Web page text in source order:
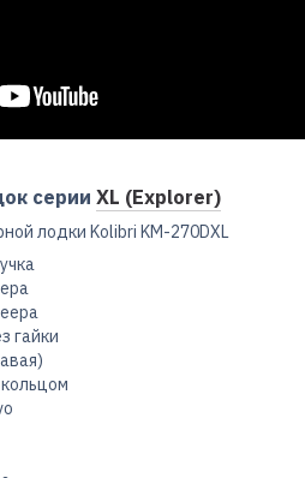
серии XL (Explorer)
гайки